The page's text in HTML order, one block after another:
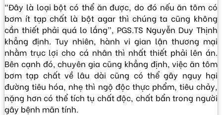
“Đây là loại bột có thể ăn được, do đó nếu ăn tôm có
bơm ít tạp chất là bột agar thì chúng ta cũng không
cần thiết phải quá lo lắng”, PGS.TS Nguyễn Duy Thịnh
khẳng định. Tuy nhiên, hành vi gian lận thương mại
nhằm trục lợi cho cá nhân thì nhất thiết phải lên án.
Bên cạnh đó, chuyên gia cũng khẳng định, việc ăn tôm
bơm tạp chất về lâu dài cũng có thể gây nguy hại
đường tiêu hóa, nhẹ thì ngộ độc thực phẩm, tiêu chảy,
nặng hơn có thể tích tụ chất độc, chất bẩn trong người
gây bệnh mãn tính.